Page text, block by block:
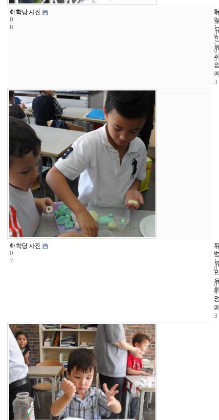
1
0
8
어학당 사진 9
2
0
1
0
-
0
9
-
2
3
1
0
7
어학당 사진
1
0
2
0
1
0
-
0
9
-
2
3